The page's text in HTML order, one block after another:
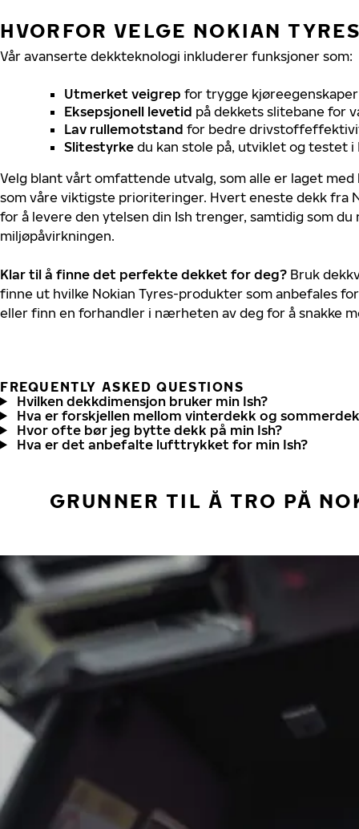
HVORFOR VELGE NOKIAN
Vår avanserte dekkteknologi inkluderer funksjoner som:
Utmerket veigrep for trygge
Eksepsjonell levetid på dekkets slitebane for
Lav rullemotstand for bedre
Slitestyrke du kan stole på, utviklet og testet i
Velg blant vårt omfattende utvalg, som alle er laget
som våre viktigste prioriteringer. Hvert eneste dekk fra
for å levere den ytelsen din Ish trenger, samtidig som du
miljøpåvirkningen.
Klar til å finne det perfekte dekket for deg? Bruk
finne ut hvilke Nokian Tyres-produkter som anbefales
eller finn en forhandler i nærheten av deg for å snakke
FREQUENTLY ASKED QUESTIONS
Hvilken dekkdimensjon bruker min Ish?
Hva er forskjellen mellom vinterdekk og
Hvor ofte bør jeg bytte dekk på min Ish?
Hva er det anbefalte lufttrykket for min Ish?
GRUNNER TIL Å TRO PÅ